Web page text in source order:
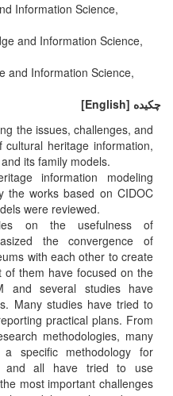
Information Science,
and Information Science,
and Information Science,
چکیده [English]
the issues, challenges, and
heritage information,
its family models.
information modeling
the works based on CIDOC
were reviewed.
on the usefulness of
the convergence of
with each other to create
of them have focused on the
and several studies have
Many studies have tried to
practical plans. From
methodologies, many
specific methodology for
and all have tried to use
most important challenges